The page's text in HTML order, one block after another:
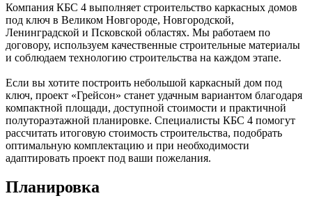
каркаса с толщиной
наружной стены 200 мм).
Утепление
перегородок.
-
100 мм Роквул (или аналог),
пароизоляция по верх
утеплителя Ондутис В (или
аналог) с двух сторон
поверх утеплителя, контр
обрешётка из бруска 30 х 50
мм.
Внутренняя
отделка
пола.
- -
Компания КБС 4 выполняет строительство каркасных домов
под ключ в Великом Новгороде, Новгородской,
Ленинградской и Псковской областях. Мы работаем по
договору, используем качественные строительные материалы
и соблюдаем технологию строительства на каждом этапе.
Если вы хотите построить небольшой каркасный дом под
ключ, проект «Грейсон» станет удачным вариантом благодаря
компактной площади, доступной стоимости и практичной
полутораэтажной планировке. Специалисты КБС 4 помогут
рассчитать итоговую стоимость строительства, подобрать
оптимальную комплектацию и при необходимости
адаптировать проект под ваши пожелания.
Планировка